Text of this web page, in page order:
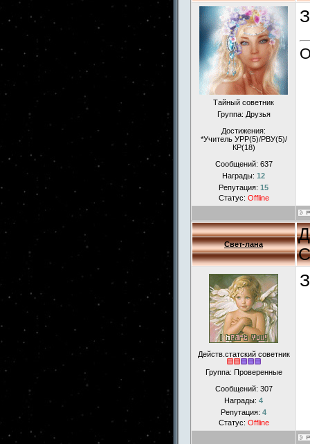
Тайный советник
Группа: Друзья
Достижения:
*Учитель УРР(5)/РВУ(5)/
КР(18)
Сообщений: 637
Награды: 12
Репутация: 15
Статус: Offline
Свет-лана
Действ.статский советник
Группа: Проверенные
Сообщений: 307
Награды: 4
Репутация: 4
Статус: Offline